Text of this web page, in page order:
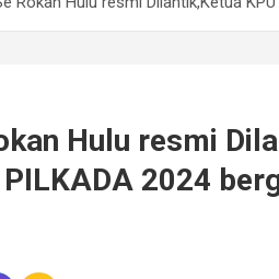
Hulu resmi
2024